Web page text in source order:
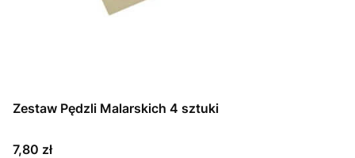
Zestaw Pędzli Malarskich 4 sztuki
Cena
7,80 zł